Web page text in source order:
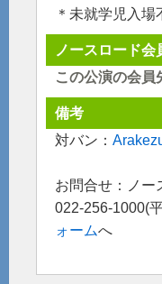
＊未就学児入
ノースロード会
この公演の会員
備考
対バン：
お問合せ：ノー
022-256-1000(
ォームへ